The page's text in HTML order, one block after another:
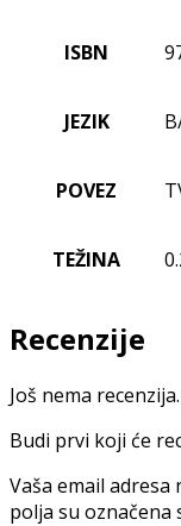
ISBN
JEZIK
POVEZ
TEŽINA
Recenzije
Još nema recenzija.
Budi prvi koji će
Vaša email adresa
polja su označena